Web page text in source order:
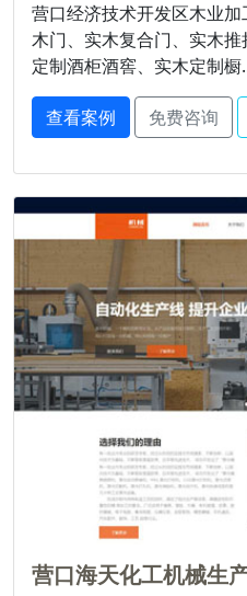
营口经济技术开发区木业
木门、实木复合门、实木
定制酒柜酒窖、实木定制橱
查看案例 免费咨询
营口海天化工机械生